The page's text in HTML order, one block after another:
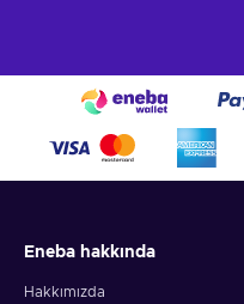
Eneba hakkında
Hakkımızda